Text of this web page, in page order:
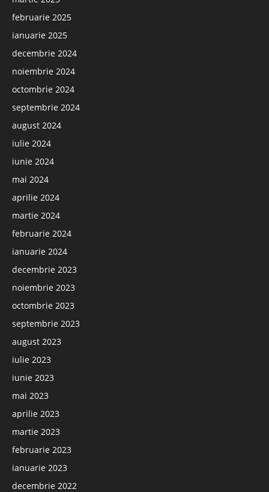
februarie 2025
ianuarie 2025
decembrie 2024
noiembrie 2024
octombrie 2024
septembrie 2024
august 2024
iulie 2024
iunie 2024
mai 2024
aprilie 2024
martie 2024
februarie 2024
ianuarie 2024
decembrie 2023
noiembrie 2023
octombrie 2023
septembrie 2023
august 2023
iulie 2023
iunie 2023
mai 2023
aprilie 2023
martie 2023
februarie 2023
ianuarie 2023
decembrie 2022